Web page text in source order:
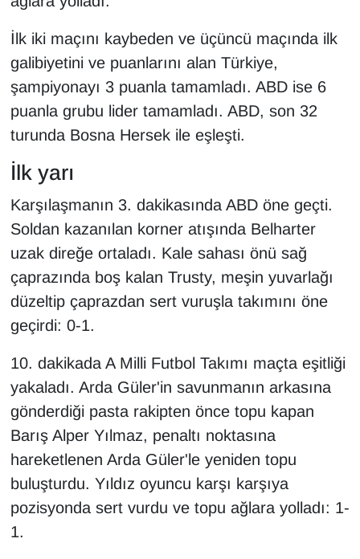
İlk iki maçını kaybeden ve üçüncü maçında ilk
galibiyetini ve puanlarını alan Türkiye,
şampiyonayı 3 puanla tamamladı. ABD ise 6
puanla grubu lider tamamladı. ABD, son 32
turunda Bosna Hersek ile eşleşti.
İlk yarı
Karşılaşmanın 3. dakikasında ABD öne geçti.
Soldan kazanılan korner atışında Belharter
uzak direğe ortaladı. Kale sahası önü sağ
çaprazında boş kalan Trusty, meşin yuvarlağı
düzeltip çaprazdan sert vuruşla takımını öne
geçirdi: 0-1.
10. dakikada A Milli Futbol Takımı maçta eşitliği
yakaladı. Arda Güler'in savunmanın arkasına
gönderdiği pasta rakipten önce topu kapan
Barış Alper Yılmaz, penaltı noktasına
hareketlenen Arda Güler'le yeniden topu
buluşturdu. Yıldız oyuncu karşı karşıya
pozisyonda sert vurdu ve topu ağlara yolladı: 1-
1.
Kim Kimdir?
Kültür & Sanat
KURDÎ
MAGAZİN
MEDYA
ONE EKONOMİ
POLİTİKA
Resmi İlanlar
RÖPORTAJ
SAĞLIK
Seri İlan
Sinema - TV
SİYASET